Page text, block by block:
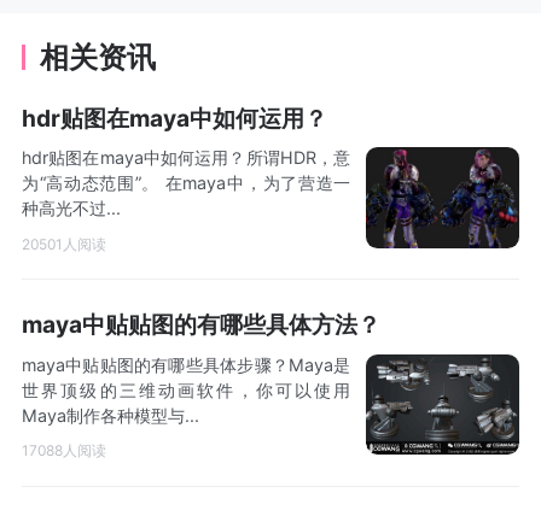
相关资讯
hdr贴图在maya中如何运用？
hdr贴图在maya中如何运用？所谓HDR，意
为“高动态范围”。 在maya中，为了营造一
种高光不过...
20501人阅读
maya中贴贴图的有哪些具体方法？
maya中贴贴图的有哪些具体步骤？Maya是
世界顶级的三维动画软件，你可以使用
Maya制作各种模型与...
17088人阅读